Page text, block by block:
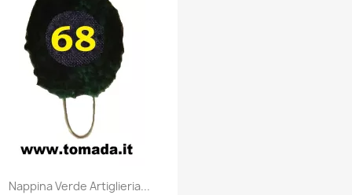
Quick view
Nappina Verde Artiglieria...